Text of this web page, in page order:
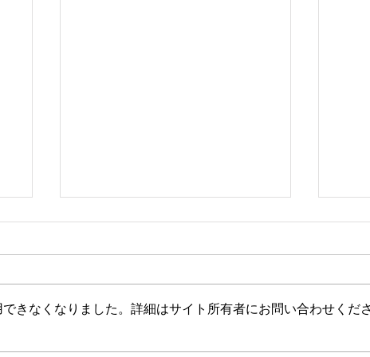
昇級審査会報告
大
きなくなりました。詳細はサイト所有者にお問い合わせくださ